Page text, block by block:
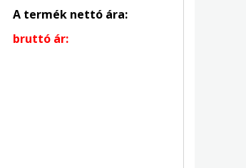
A termék nettó ára:
bruttó ár: